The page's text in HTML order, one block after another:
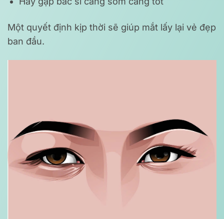
Một quyết định kịp thời sẽ giúp mắt lấy lại vẻ đẹp
ban đầu.